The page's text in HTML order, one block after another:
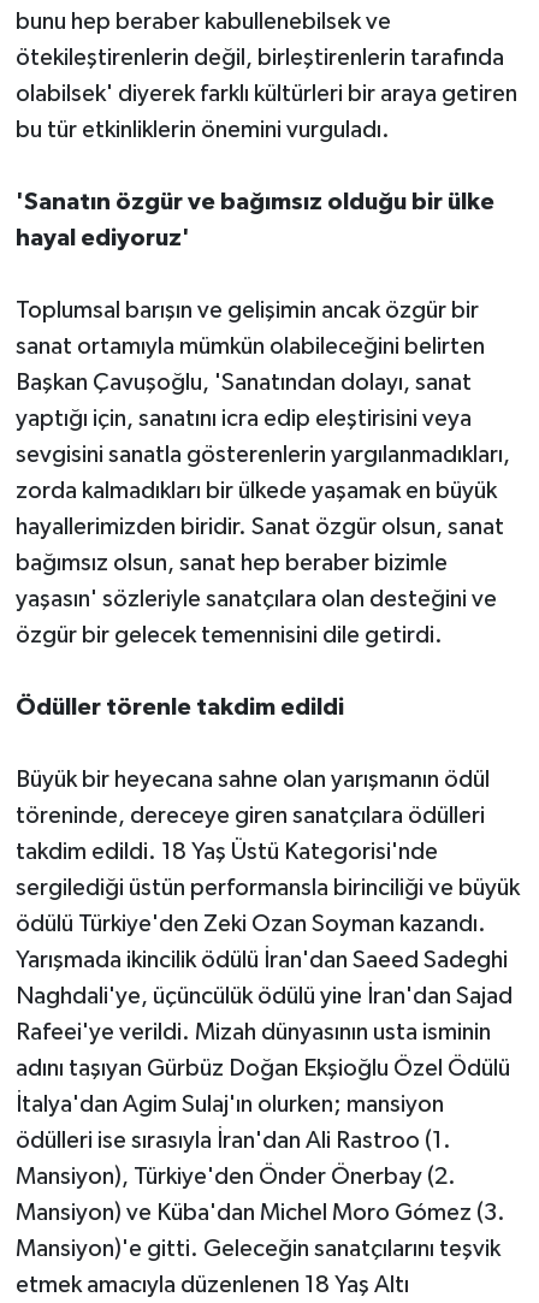
bunu hep beraber kabullenebilsek ve
ötekileştirenlerin değil, birleştirenlerin tarafında
olabilsek' diyerek farklı kültürleri bir araya getiren
bu tür etkinliklerin önemini vurguladı.
'Sanatın özgür ve bağımsız olduğu bir ülke
hayal ediyoruz'
Toplumsal barışın ve gelişimin ancak özgür bir
sanat ortamıyla mümkün olabileceğini belirten
Başkan Çavuşoğlu, 'Sanatından dolayı, sanat
yaptığı için, sanatını icra edip eleştirisini veya
sevgisini sanatla gösterenlerin yargılanmadıkları,
zorda kalmadıkları bir ülkede yaşamak en büyük
hayallerimizden biridir. Sanat özgür olsun, sanat
bağımsız olsun, sanat hep beraber bizimle
yaşasın' sözleriyle sanatçılara olan desteğini ve
özgür bir gelecek temennisini dile getirdi.
Ödüller törenle takdim edildi
Büyük bir heyecana sahne olan yarışmanın ödül
töreninde, dereceye giren sanatçılara ödülleri
takdim edildi. 18 Yaş Üstü Kategorisi'nde
sergilediği üstün performansla birinciliği ve büyük
ödülü Türkiye'den Zeki Ozan Soyman kazandı.
Yarışmada ikincilik ödülü İran'dan Saeed Sadeghi
Naghdali'ye, üçüncülük ödülü yine İran'dan Sajad
Rafeei'ye verildi. Mizah dünyasının usta isminin
adını taşıyan Gürbüz Doğan Ekşioğlu Özel Ödülü
İtalya'dan Agim Sulaj'ın olurken; mansiyon
ödülleri ise sırasıyla İran'dan Ali Rastroo (1.
Mansiyon), Türkiye'den Önder Önerbay (2.
Mansiyon) ve Küba'dan Michel Moro Gómez (3.
Mansiyon)'e gitti. Geleceğin sanatçılarını teşvik
etmek amacıyla düzenlenen 18 Yaş Altı